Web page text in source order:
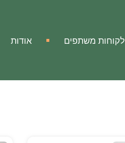
לקוחות משתפים אודות